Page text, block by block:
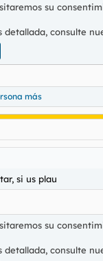
su
consulte
más
si us plau
su
consulte